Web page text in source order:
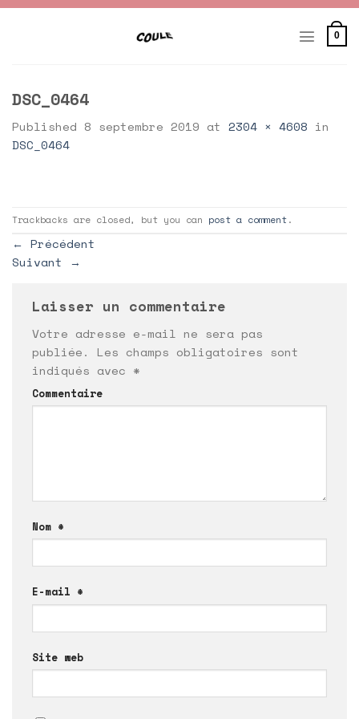
0
DSC_0464
Published 8 septembre 2019 at 2304 × 4608 in
DSC_0464
Trackbacks are closed, but you can post a comment.
← Précédent
Suivant →
Laisser un commentaire
Votre adresse e-mail ne sera pas
publiée.
Les champs obligatoires sont
indiqués avec *
Commentaire
Nom *
E-mail *
Site web